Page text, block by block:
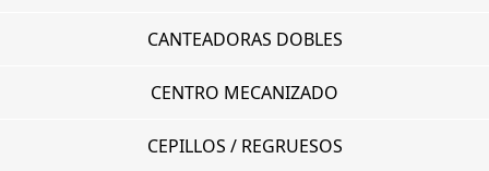
CANTEADORAS DOBLES
CENTRO MECANIZADO
CEPILLOS / REGRUESOS